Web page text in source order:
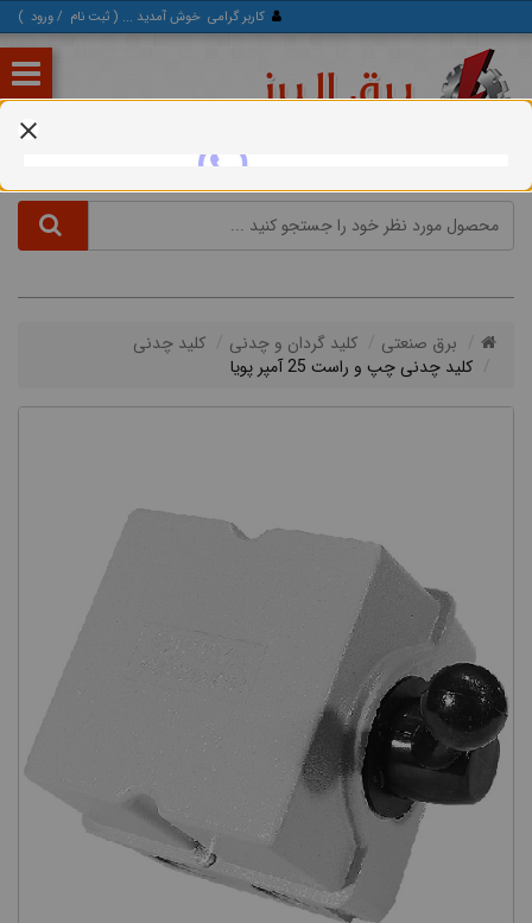
کاربر گرامی خوش آمدید ... ( ثبت‌ نام /ورود )
برق صنعتی کلید گردان و چدنی
کلید چدنی
کلید چدنی چپ و راست 25 آمپر پویا